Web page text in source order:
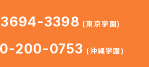
3398 (東京学園)
200-0753 (沖縄学園)